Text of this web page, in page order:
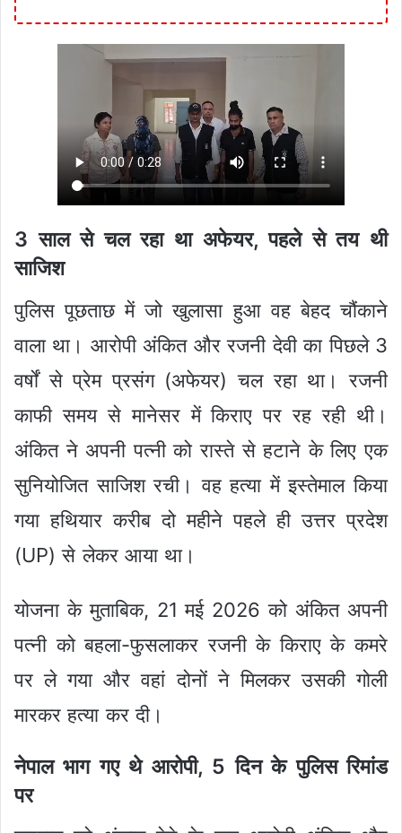
3 साल से चल रहा था अफेयर, पहले से तय थी
साजिश
पुलिस पूछताछ में जो खुलासा हुआ वह बेहद चौंकाने
वाला था। आरोपी अंकित और रजनी देवी का पिछले 3
वर्षों से प्रेम प्रसंग (अफेयर) चल रहा था। रजनी
काफी समय से मानेसर में किराए पर रह रही थी।
अंकित ने अपनी पत्नी को रास्ते से हटाने के लिए एक
सुनियोजित साजिश रची। वह हत्या में इस्तेमाल किया
गया हथियार करीब दो महीने पहले ही उत्तर प्रदेश
(UP) से लेकर आया था।
योजना के मुताबिक, 21 मई 2026 को अंकित अपनी
पत्नी को बहला-फुसलाकर रजनी के किराए के कमरे
पर ले गया और वहां दोनों ने मिलकर उसकी गोली
मारकर हत्या कर दी।
नेपाल भाग गए थे आरोपी, 5 दिन के पुलिस रिमांड
पर